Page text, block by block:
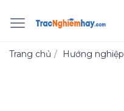
Trang chủ Hướng nghiệp